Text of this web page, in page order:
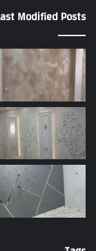
Modified Posts